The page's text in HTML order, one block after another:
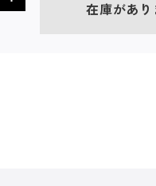
在庫があり